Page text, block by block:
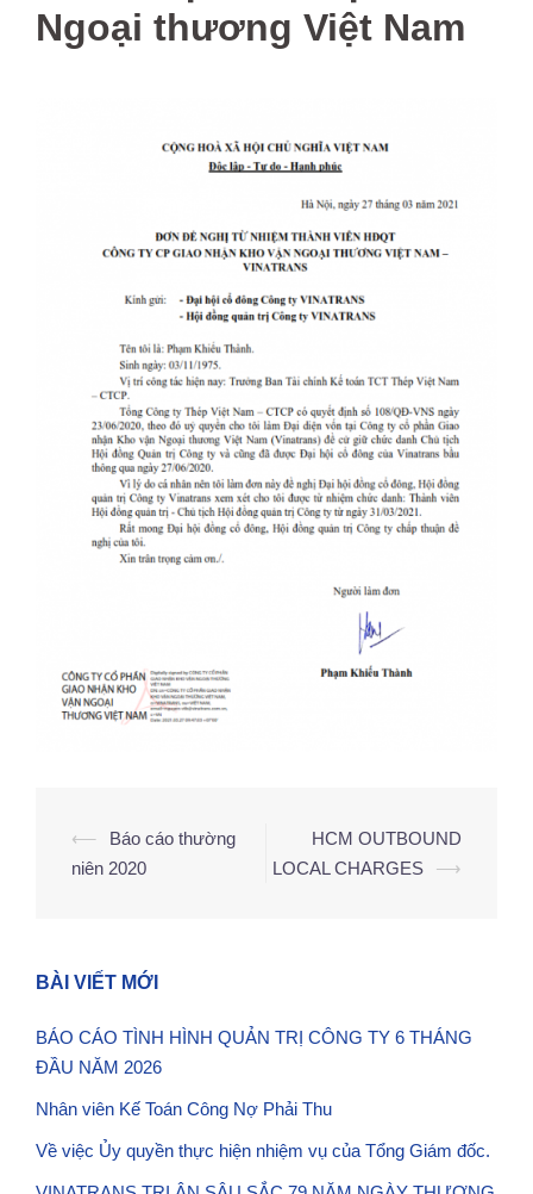
Ngoại thương Việt Nam
Điều
⟵
Báo cáo thường
niên 2020
HCM OUTBOUND
LOCAL CHARGES
⟶
BÀI VIẾT MỚI
BÁO CÁO TÌNH HÌNH QUẢN TRỊ CÔNG TY 6 THÁNG
ĐẦU NĂM 2026
Nhân viên Kế Toán Công Nợ Phải Thu
Về việc Ủy quyền thực hiện nhiệm vụ của Tổng Giám đốc.